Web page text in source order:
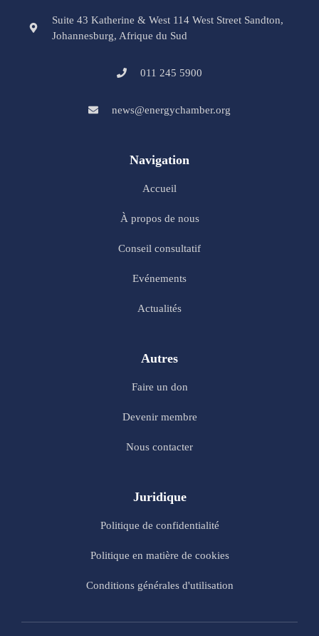
Suite 43 Katherine & West 114 West Street Sandton,
Johannesburg, Afrique du Sud
011 245 5900
news@energychamber.org
Navigation
Accueil
À propos de nous
Conseil consultatif
Evénements
Actualités
Autres
Faire un don
Devenir membre
Nous contacter
Juridique
Politique de confidentialité
Politique en matière de cookies
Conditions générales d'utilisation